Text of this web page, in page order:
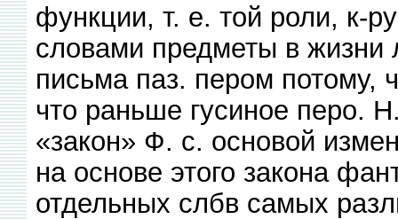
функции, т. е. той роли, к-
словами предметы в жизни
письма паз. пером потому,
что раньше гусиное перо.
«закон» Ф. с. основой
на основе этого закона
отдельных слбв самых